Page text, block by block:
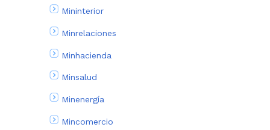
Mininterior
Minrelaciones
Minhacienda
Minsalud
Minenergía
Mincomercio